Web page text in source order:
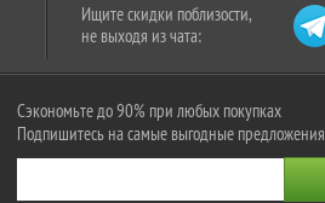
Ищите скидки поблизости,
не выходя из чата:
Сэкономьте до 90% при любых покупках
Подпишитесь на самые выгодные предложения